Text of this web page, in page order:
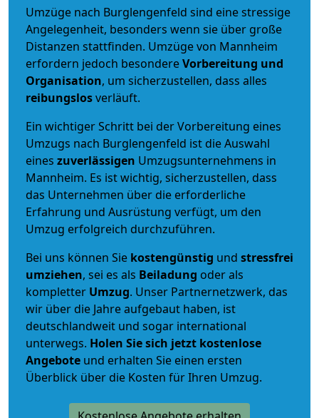
Umzüge nach Burglengenfeld sind eine stressige
Angelegenheit, besonders wenn sie über große
Distanzen stattfinden. Umzüge von Mannheim
erfordern jedoch besondereVorbereitung und
Organisation, um sicherzustellen, dass alles
reibungslosverläuft.
Ein wichtiger Schritt bei der Vorbereitung eines
Umzugs nach Burglengenfeld ist die Auswahl
eines zuverlässigen Umzugsunternehmens in
Mannheim. Es ist wichtig, sicherzustellen, dass
das Unternehmen über die erforderliche
Erfahrung und Ausrüstung verfügt, um den
Umzug erfolgreich durchzuführen.
Bei uns können Sie kostengünstig und stressfrei
umziehen, sei es als Beiladung oder als
kompletter Umzug. Unser Partnernetzwerk, das
wir über die Jahre aufgebaut haben, ist
deutschlandweit und sogar international
unterwegs. Holen Sie sich jetzt kostenlose
Angebote und erhalten Sie einen ersten
Überblick über die Kosten für Ihren Umzug.